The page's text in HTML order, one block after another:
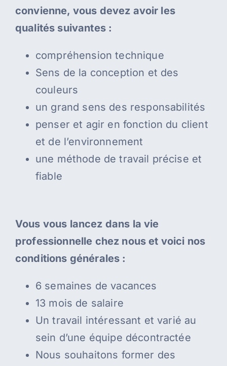
convienne, vous devez avoir les
qualités suivantes :
compréhension technique
Sens de la conception et des
couleurs
un grand sens des responsabilités
penser et agir en fonction du client
et de l’environnement
une méthode de travail précise et
fiable
Vous vous lancez dans la vie
professionnelle chez nous et voici nos
conditions générales :
6 semaines de vacances
13 mois de salaire
Un travail intéressant et varié au
sein d’une équipe décontractée
Nous souhaitons former des